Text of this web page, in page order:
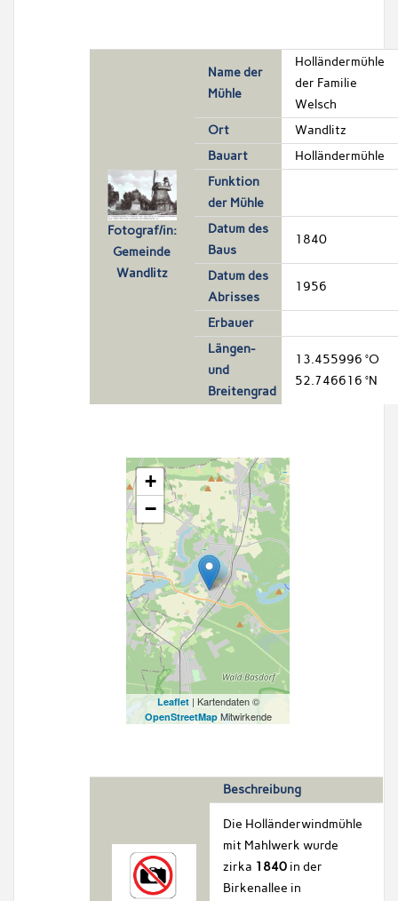
Fotograf/in:
Gemeinde
Wandlitz
Name der
Mühle
Holländermühle
der Familie
Welsch
Ort
Wandlitz
Bauart
Holländermühle
Funktion
der Mühle
Datum des
Baus
1840
Datum des
Abrisses
1956
Erbauer
Längen-
und
Breitengrad
13.455996 °O
52.746616 °N
+
−
Leaflet| Kartendaten ©
OpenStreetMapMitwirkende
Beschreibung
Die Holländerwindmühle
mit Mahlwerk wurde
zirka 1840in der
Birkenallee in